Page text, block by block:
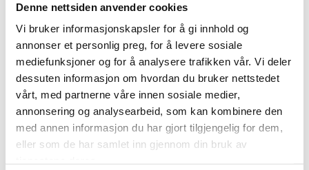
Denne nettsiden anvender cookies
Vi bruker informasjonskapsler for å gi innhold og
annonser et personlig preg, for å levere sosiale
mediefunksjoner og for å analysere trafikken vår. Vi deler
dessuten informasjon om hvordan du bruker nettstedet
vårt, med partnerne våre innen sosiale medier,
annonsering og analysearbeid, som kan kombinere den
med annen informasjon du har gjort tilgjengelig for dem,
eller som de har samlet inn gjennom din bruk av